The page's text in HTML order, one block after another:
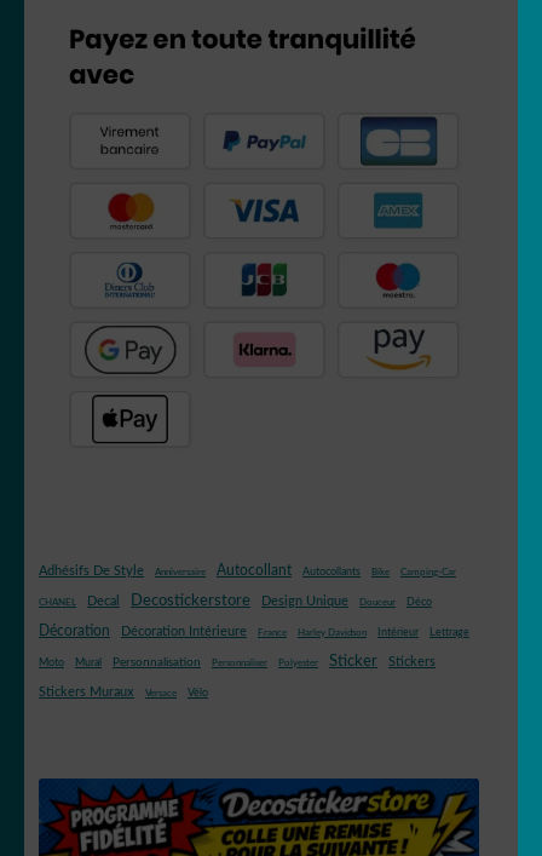
Adhésifs De Style Anniversaire Autocollant Autocollants Bike Camping-Car
CHANEL Decal Decostickerstore Design Unique Douceur Déco
Décoration Décoration Intérieure France Harley Davidson Intérieur Lettrage
Moto Mural Personnalisation Personnaliser Polyester Sticker Stickers
Stickers Muraux Versace Vélo